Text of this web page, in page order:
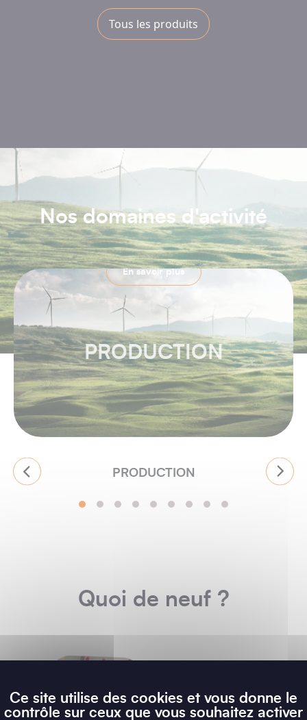
Tous les produits
Nos domaines d'activité
PRODUCTION
En savoir plus
PRODUCTION
Quoi de neuf ?
Ce site utilise des cookies et vous donne le
contrôle sur ceux que vous souhaitez activer